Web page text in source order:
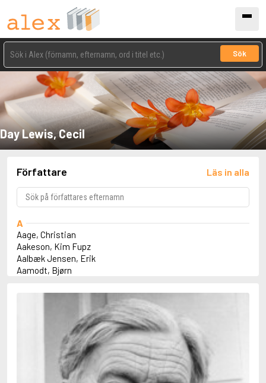
Sök
Day Lewis, Cecil
Författare Läs in alla
A
Aage, Christian
Aakeson, Kim Fupz
Aalbæk Jensen, Erik
Aamodt, Bjørn
Abbey, Kieran
Abbott, Megan
Abdel-Fattah, Randa
Abdolah, Kader
Abedi, Isabel